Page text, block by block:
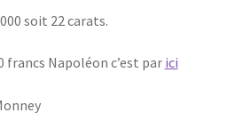
soit 22 carats.
francs Napoléon c’est par ici